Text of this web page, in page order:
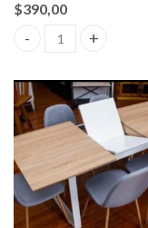
$390,00
Comedor Extensible